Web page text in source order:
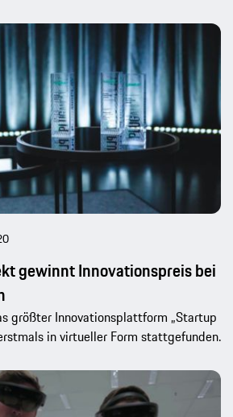
gewinnt Innovationspreis bei
größter Innovationsplattform „Startup
in virtueller Form stattgefunden.